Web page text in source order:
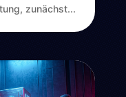
zunächst...